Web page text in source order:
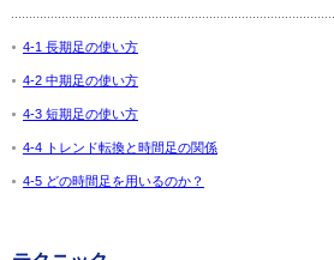
4-1 長期足の使い方
4-2 中期足の使い方
4-3 短期足の使い方
4-4 トレンド転換と時間足の関係
4-5 どの時間足を用いるのか？